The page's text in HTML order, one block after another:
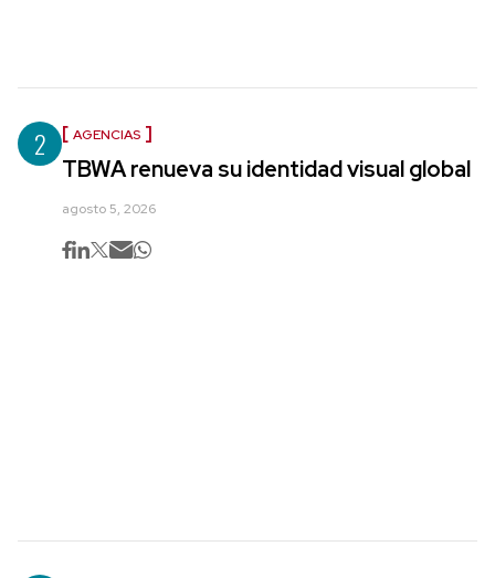
2 AGENCIAS
TBWA renueva su identidad visual global
agosto 5, 2026